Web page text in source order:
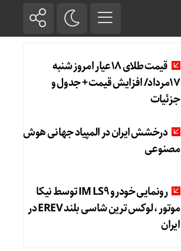
قیمت طلای 18عیار امروز شنبه
17مرداد/ افزایش قیمت + جدول و
جزئیات
درخشش ایران در المپیاد جهانی هوش
مصنوعی
رونمایی خودرو IM LS9 توسط نیکا
موتور ، لوکس ترین شاسی بلند EREV در
ایران